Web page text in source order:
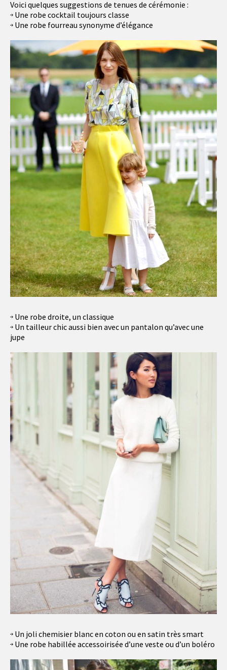
Voici quelques suggestions de tenues de cérémonie :
Une robe cocktail toujours classe
Une robe fourreau synonyme d’élégance
Une robe droite, un classique
Un tailleur chic aussi bien avec un pantalon qu’avec une
jupe
Un joli chemisier blanc en coton ou en satin très smart
Une robe habillée accessoirisée d’une veste ou d’un boléro